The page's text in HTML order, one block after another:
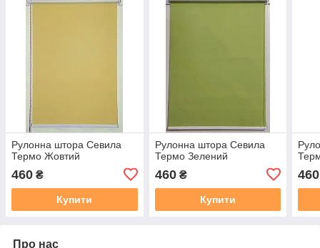
Рулонна штора Севила
Термо Жовтий
460 ₴
Купити
Рулонна штора Севила
Термо Зелений
460₴
Купити
460
Про нас